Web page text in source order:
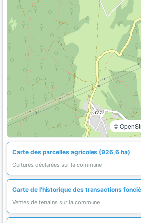
©
Carte des parcelles agricoles (926,6 ha)
Cultures déclarées sur la commune
Carte de l'historique des transactions
Ventes de terrains sur la commune